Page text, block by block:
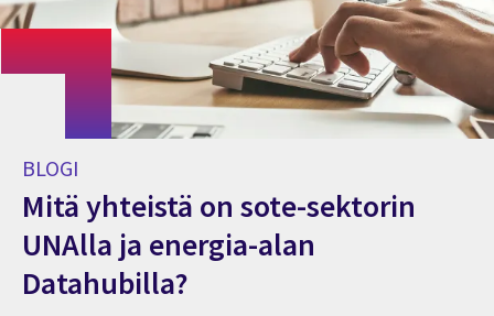
BLOGI
Mitä yhteistä on sote-sektorin
UNAlla ja energia-alan
Datahubilla?